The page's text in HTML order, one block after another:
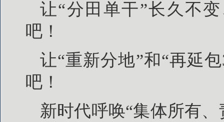
让“分田单干”长久不
吧！
让“重新分地”和“再延
吧！
新时代呼唤“集体所有